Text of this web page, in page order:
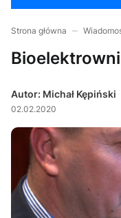
Strona główna
Autor: Michał Kępiński
02.02.2020